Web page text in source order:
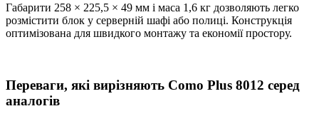
Габарити 258 × 225,5 × 49 мм і маса 1,6 кг дозволяють легко
розмістити блок у серверній шафі або полиці. Конструкція
оптимізована для швидкого монтажу та економії простору.
Переваги, які вирізняють Como Plus 8012 серед
аналогів